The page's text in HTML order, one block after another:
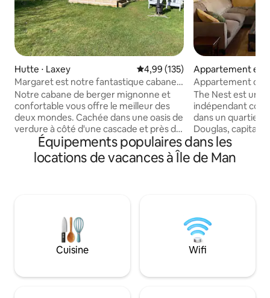
Hutte ⋅ Laxey Évaluation moyenne sur la
4,99 (135)
Margaret est notre fantastique cabane
de berger
Notre cabane de berger mignonne et
confortable vous offre le meilleur des
deux mondes. Cachée dans une oasis de
verdure à côté d'une cascade et près de
la plage, la cabane se trouve à quelques
pas des pubs, restaurants et
commerces de Laxey. Notre cabane
entièrement équipé qui permet de
cuisiner, de manger et de s'asseoir.
Notre cabane est une petite maison, pas
une grande tente. Tout ce dont vous
dans un refuge élégant et confortable
Appartement en
ouglas
Appartement
élégant, parking
The Nest est un
indépendant
dans un quartier
Douglas, capitale de
accessible par un
menant à votre
(et balcon !) Le Nest comprend une
chambre
également d'une
Place de parking.
fourni. Idéal pour
Équipements populaires dans les
locations de vacances à Île de Man
Cuisine Wifi